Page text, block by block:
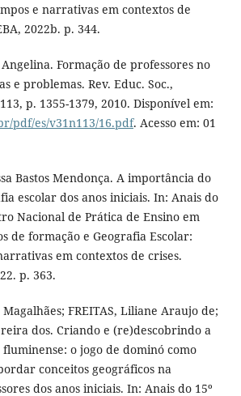
e narrativas em contextos de
2022b. p. 344.
Formação de professores no
e problemas. Rev. Educ. Soc.,
p. 1355-1379, 2010. Disponível em:
pdf/es/v31n113/16.pdf. Acesso em: 01
Bastos Mendonça. A importância do
escolar dos anos iniciais. In: Anais do
Nacional de Prática de Ensino em
de formação e Geografia Escolar:
em contextos de crises.
p. 363.
FREITAS, Liliane Araujo de;
dos. Criando e (re)descobrindo a
o jogo de dominó como
conceitos geográficos na
dos anos iniciais. In: Anais do 15º